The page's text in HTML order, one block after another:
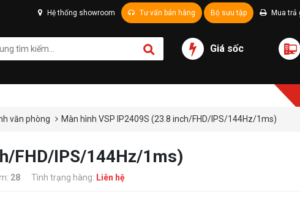
Hệ thống showroom Tư vấn bán hàng Bộ sưu tập Mua trả
Giá sốc
văn phòng Màn hình VSP IP2409S (23.8 inch/FHD/IPS/144Hz/1ms)
FHD/IPS/144Hz/1ms)
28 Tình trạng hàng: Liên hệ